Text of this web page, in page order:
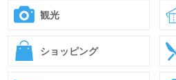
観光
ショッピング